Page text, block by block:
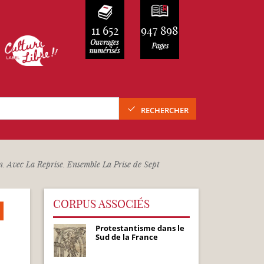
11 652 947 898
RECHERCHER
La Reprise. Ensemble La Prise de Sept
CORPUS ASSOCIÉS
Protestantisme dans le
Sud de la France